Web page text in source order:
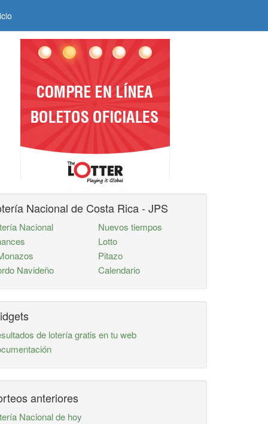
Nacional de Costa Rica - JPS
Nacional
Navideño
Nuevos tiempos
Lotto
Pitazo
Calendario
de lotería gratis en tu web
anteriores
Nacional de hoy